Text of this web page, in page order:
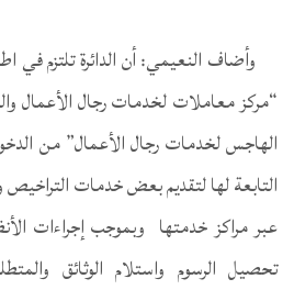
وأضاف النعيمي: أن الدائرة تلتزم في
“مركز معاملات لخدمات رجال الأعمال
الهاجس لخدمات رجال الأعمال” من
التابعة لها لتقديم بعض خدمات التراخيص
عبر مراكز خدمتها وبموجب إجراءات
تحصيل الرسوم واستلام الوثائق